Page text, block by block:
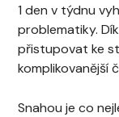
1 den v týdnu
problematiky.
přistupovat ke
komplikovanější
Snahou je co